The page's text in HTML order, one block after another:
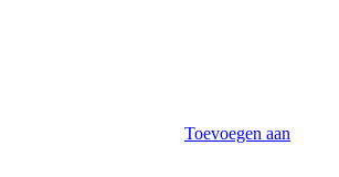
Toevoegen aan